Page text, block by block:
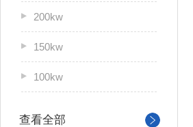
200kw
150kw
100kw
查看全部